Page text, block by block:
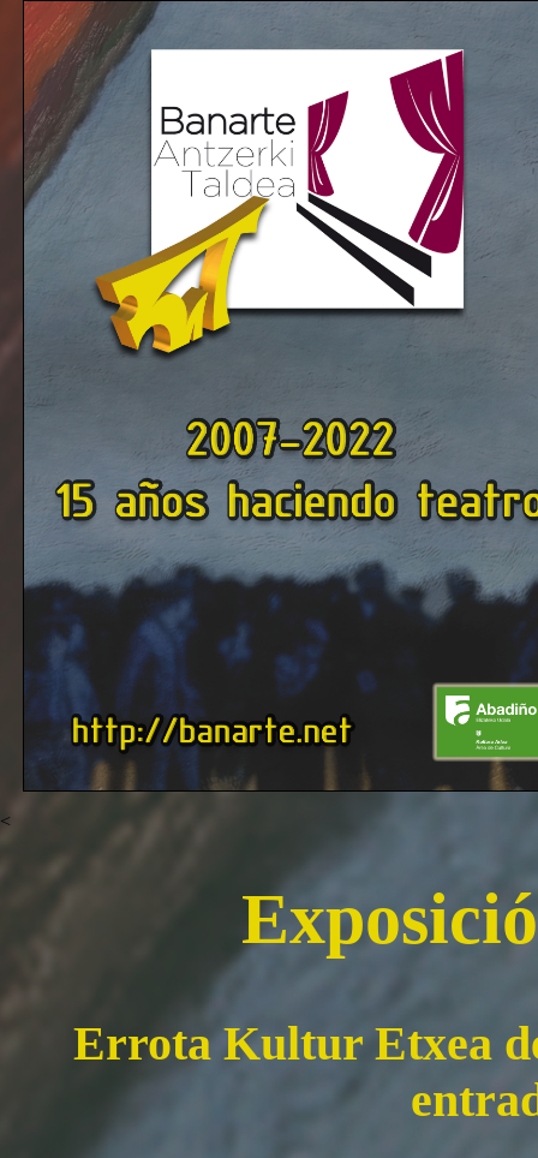
<
Errota Kultur Etxea